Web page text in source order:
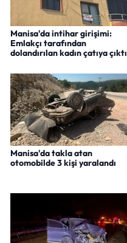
Manisa'da intihar girişimi:
Emlakçı tarafından
dolandırılan kadın çatıya çıktı
Manisa'da takla atan
otomobilde 3 kişi yaralandı